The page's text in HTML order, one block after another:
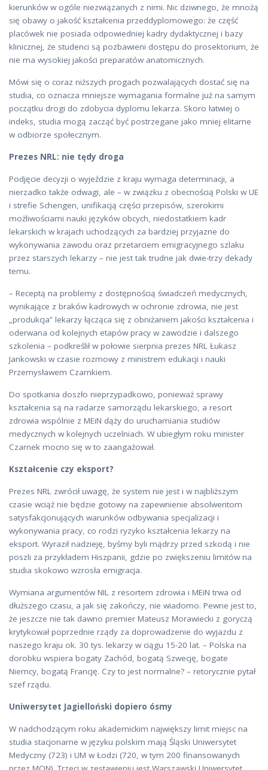
kierunków w ogóle niezwiązanych z nimi. Nic dziwnego, że mnożą
się obawy o jakość kształcenia przeddyplomowego: że część
placówek nie posiada odpowiedniej kadry dydaktycznej i bazy
klinicznej, że studenci są pozbawieni dostępu do prosektorium, że
nie ma wysokiej jakości preparatów anatomicznych.
Mówi się o coraz niższych progach pozwalających dostać się na
studia, co oznacza mniejsze wymagania formalne już na samym
początku drogi do zdobycia dyplomu lekarza. Skoro łatwiej o
indeks, studia mogą zacząć być postrzegane jako mniej elitarne
w odbiorze społecznym.
Prezes NRL: nie tędy droga
Podjęcie decyzji o wyjeździe z kraju wymaga determinacji, a
nierzadko także odwagi, ale – w związku z obecnością Polski w UE
i strefie Schengen, unifikacją części przepisów, szerokimi
możliwościami nauki języków obcych, niedostatkiem kadr
lekarskich w krajach uchodzących za bardziej przyjazne do
wykonywania zawodu oraz przetarciem emigracyjnego szlaku
przez starszych lekarzy – nie jest tak trudne jak dwie-trzy dekady
temu.
– Receptą na problemy z dostępnością świadczeń medycznych,
wynikające z braków kadrowych w ochronie zdrowia, nie jest
„produkcja” lekarzy łącząca się z obniżaniem jakości kształcenia i
oderwana od kolejnych etapów pracy w zawodzie i dalszego
szkolenia – podkreślił w połowie sierpnia prezes NRL Łukasz
Jankowski w czasie rozmowy z ministrem edukacji i nauki
Przemysławem Czarnkiem.
Do spotkania doszło nieprzypadkowo, ponieważ sprawy
kształcenia są na radarze samorządu lekarskiego, a resort
zdrowia wspólnie z MEiN dąży do uruchamiania studiów
medycznych w kolejnych uczelniach. W ubiegłym roku minister
Czarnek mocno się w to zaangażował.
Kształcenie czy eksport?
Prezes NRL zwrócił uwagę, że system nie jest i w najbliższym
czasie wciąż nie będzie gotowy na zapewnienie absolwentom
satysfakcjonujących warunków odbywania specjalizacji i
wykonywania pracy, co rodzi ryzyko kształcenia lekarzy na
eksport. Wyraził nadzieję, byśmy byli mądrzy przed szkodą i nie
poszli za przykładem Hiszpanii, gdzie po zwiększeniu limitów na
studia skokowo wzrosła emigracja.
Wymiana argumentów NIL z resortem zdrowia i MEiN trwa od
dłuższego czasu, a jak się zakończy, nie wiadomo. Pewne jest to,
że jeszcze nie tak dawno premier Mateusz Morawiecki z goryczą
krytykował poprzednie rządy za doprowadzenie do wyjazdu z
naszego kraju ok. 30 tys. lekarzy w ciągu 15-20 lat. – Polska na
dorobku wspiera bogaty Zachód, bogatą Szwecję, bogate
Niemcy, bogatą Francję. Czy to jest normalne? – retorycznie pytał
szef rządu.
Uniwersytet Jagielloński dopiero ósmy
W nadchodzącym roku akademickim największy limit miejsc na
studia stacjonarne w języku polskim mają Śląski Uniwersytet
Medyczny (723) i UM w Łodzi (720, w tym 200 finansowanych